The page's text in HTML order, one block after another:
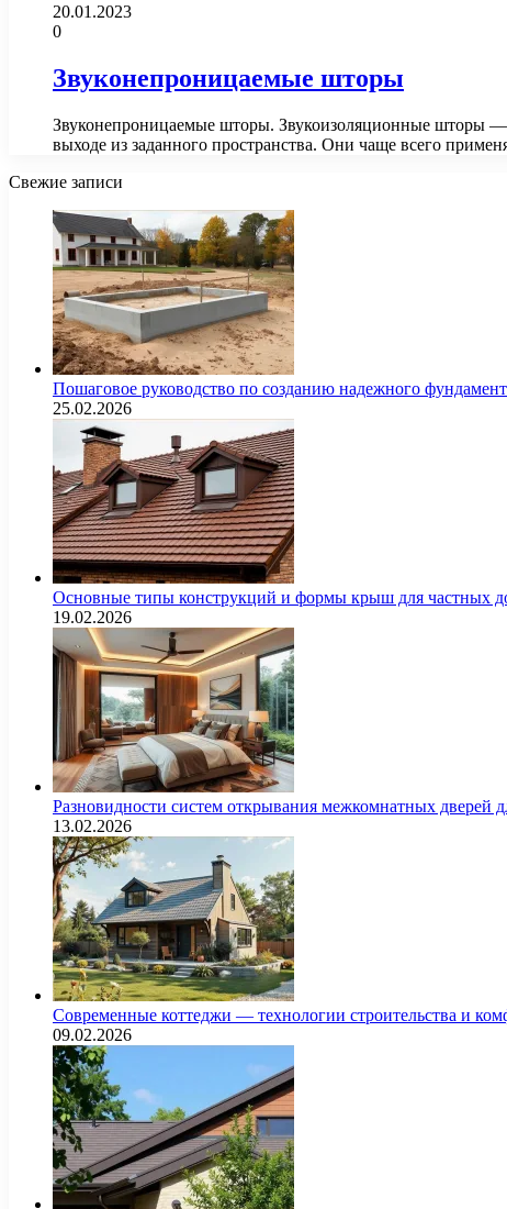
20.01.2023
0
Звуконепроницаемые шторы
Звуконепроницаемые шторы. Звукоизоляционные шторы
выходе из заданного пространства. Они чаще всего
Свежие записи
Пошаговое руководство по созданию надежного
25.02.2026
Основные типы конструкций и формы крыш для частных
19.02.2026
Разновидности систем открывания межкомнатных дверей
13.02.2026
Современные коттеджи — технологии строительства и
09.02.2026